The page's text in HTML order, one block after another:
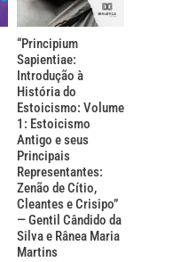
“Principium
Sapientiae:
Introdução à
História do
Estoicismo: Volume
1: Estoicismo
Antigo e seus
Principais
Representantes:
Zenão de Cítio,
Cleantes e Crisipo”
— Gentil Cândido da
Silva e Rânea Maria
Martins